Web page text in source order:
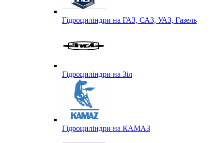
Гідроциліндри на ГАЗ, САЗ, УАЗ, Газель
Гідроциліндри на Зіл
Гідроциліндри на КАМАЗ